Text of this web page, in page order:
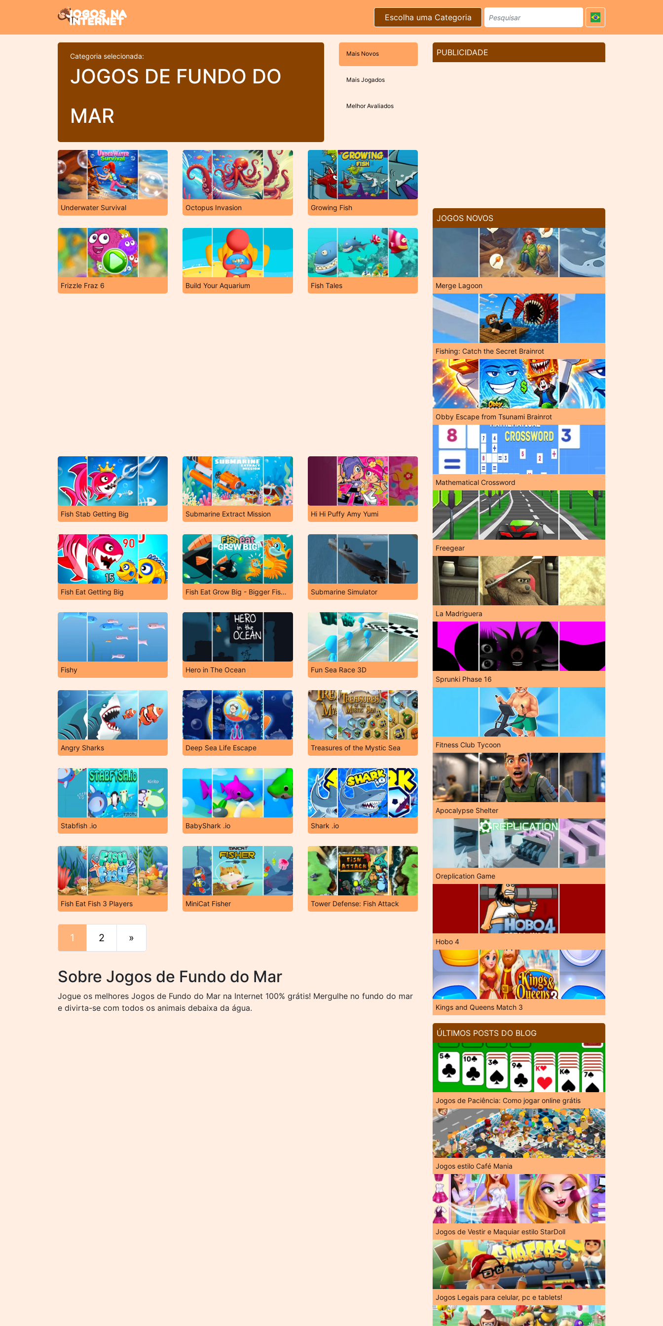
Escolha uma Categoria
Categoria selecionada:
JOGOS DE FUNDO DO
MAR
Mais Novos
Mais Jogados
Melhor Avaliados
Underwater Survival Octopus Invasion Growing Fish
Frizzle Fraz 6 Build Your Aquarium Fish Tales
Fish Stab Getting Big Submarine Extract Mission Hi Hi Puffy Amy Yumi
Fish Eat Getting Big Fish Eat Grow Big - Bigger Fish Game Submarine Simulator
Fishy Hero in The Ocean Fun Sea Race 3D
Angry Sharks Deep Sea Life Escape Treasures of the Mystic Sea
Stabfish .io BabyShark .io Shark .io
Fish Eat Fish 3 Players MiniCat Fisher Tower Defense: Fish Attack
1 2 »
Sobre Jogos de Fundo do Mar
Jogue os melhores Jogos de Fundo do Mar na Internet 100% grátis! Mergulhe no fundo do mar
e divirta-se com todos os animais debaixa da água.
PUBLICIDADE
JOGOS NOVOS
Merge Lagoon
Fishing: Catch the Secret Brainrot
Obby Escape from Tsunami Brainrot
Mathematical Crossword
Freegear
La Madriguera
Sprunki Phase 16
Fitness Club Tycoon
Apocalypse Shelter
Oreplication Game
Hobo 4
Kings and Queens Match 3
ÚLTIMOS POSTS DO BLOG
Jogos de Paciência: Como jogar online grátis
Jogos estilo Café Mania
Jogos de Vestir e Maquiar estilo StarDoll
Jogos Legais para celular, pc e tablets!